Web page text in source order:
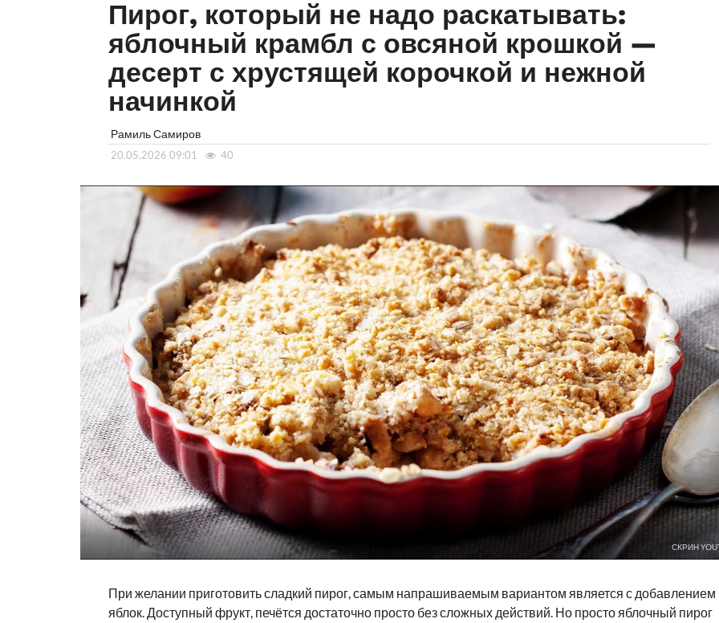
Пирог, который не надо раскатывать:
яблочный крамбл с овсяной крошкой —
десерт с хрустящей корочкой и нежной
начинкой
Рамиль Самиров
20.05.2026 09:01 40
СКРИН
При желании приготовить сладкий пирог, самым напрашиваемым вариантом является с добавлением
яблок. Доступный фрукт, печётся достаточно просто без сложных действий. Но просто яблочный пирог